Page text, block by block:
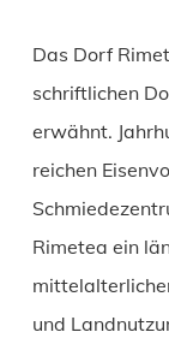
Das Dorf
schriftlichen
erwähnt.
reichen
Rimetea ein
und